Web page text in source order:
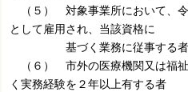
（５） 対象事業所において、令
として雇用され、当該資格に
基づく業務に従事する者
（６） 市外の医療機関又は福
く実務経験を２年以上有する者